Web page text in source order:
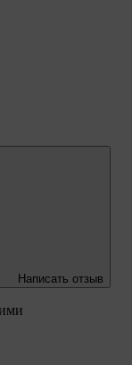
Написать отзыв